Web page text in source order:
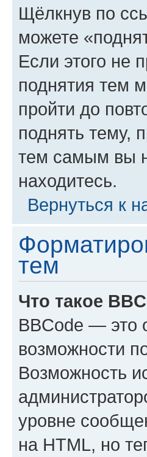
Щёлкнув по
можете
Если этого не
поднятия тем
пройти до
поднять тему,
тем самым вы
находитесь.
Вернуться к
тем
Что такое
BBCode — это
возможности
Возможность
уровне
на HTML, но